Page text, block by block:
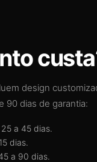
design
90 dias de garantia:
a 45 dias.
dias.
a 90 dias.